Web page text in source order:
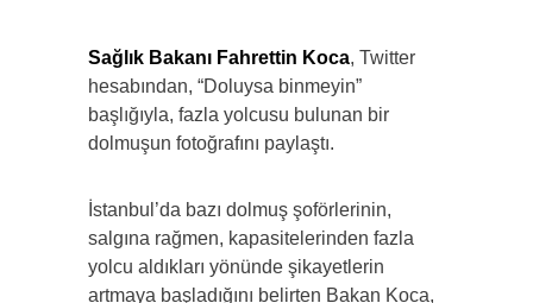
Sağlık Bakanı Fahrettin Koca, Twitter
hesabından, “Doluysa binmeyin”
başlığıyla, fazla yolcusu bulunan bir
dolmuşun fotoğrafını paylaştı.
İstanbul’da bazı dolmuş şoförlerinin,
salgına rağmen, kapasitelerinden fazla
yolcu aldıkları yönünde şikayetlerin
artmaya başladığını belirten Bakan Koca,